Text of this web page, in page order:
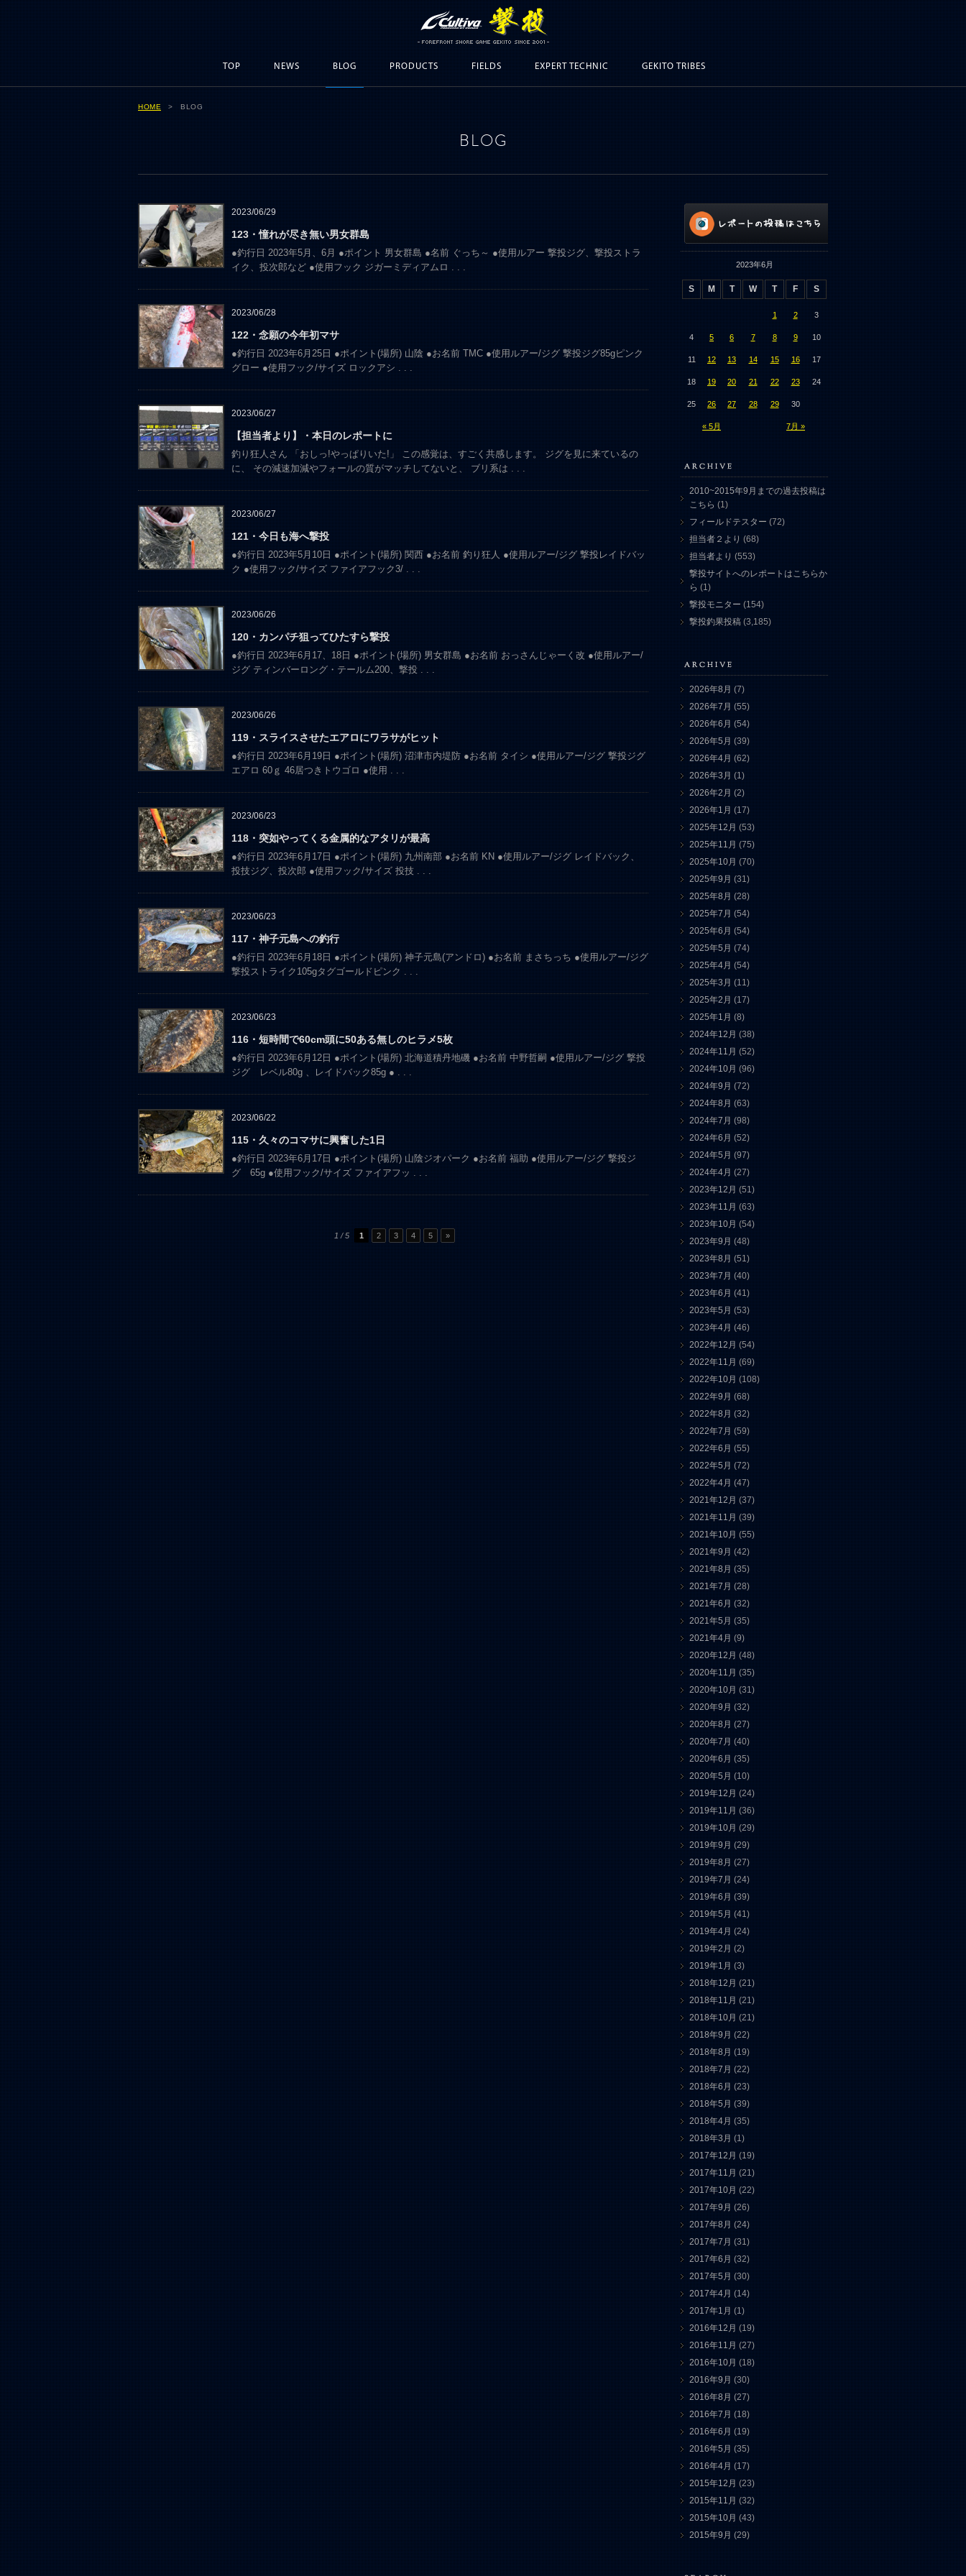
TOP NEWS BLOG PRODUCTS FIELDS EXPERT TECHNIC GEKITO TRIBES
HOME > BLOG
BLOG
2023/06/29
123・憧れが尽き無い男女群島
●釣行日 2023年5月、6月 ●ポイント 男女群島 ●名前 ぐっち～ ●使用ルアー 撃投ジグ、撃投ストラ
イク、投次郎など ●使用フック ジガーミディアムロ. . .
2023/06/28
122・念願の今年初マサ
●釣行日 2023年6月25日 ●ポイント(場所) 山陰 ●お名前 TMC ●使用ルアー/ジグ 撃投ジグ85gピンク
グロー ●使用フック/サイズ ロックアシ. . .
2023/06/27
【担当者より】・本日のレポートに
釣り狂人さん 「おしっ!やっぱりいた!」 この感覚は、すごく共感します。 ジグを見に来ているの
に、 その減速加減やフォールの質がマッチしてないと、 ブリ系は. . .
2023/06/27
121・今日も海へ撃投
●釣行日 2023年5月10日 ●ポイント(場所) 関西 ●お名前 釣り狂人 ●使用ルアー/ジグ 撃投レイドバッ
ク ●使用フック/サイズ ファイアフック3/. . .
2023/06/26
120・カンパチ狙ってひたすら撃投
●釣行日 2023年6月17、18日 ●ポイント(場所) 男女群島 ●お名前 おっさんじゃーく改 ●使用ルアー/
ジグ ティンバーロング・テールム200、撃投. . .
2023/06/26
119・スライスさせたエアロにワラサがヒット
●釣行日 2023年6月19日 ●ポイント(場所) 沼津市内堤防 ●お名前 タイシ ●使用ルアー/ジグ 撃投ジグ
エアロ 60ｇ 46居つきトウゴロ ●使用. . .
2023/06/23
118・突如やってくる金属的なアタリが最高
●釣行日 2023年6月17日 ●ポイント(場所) 九州南部 ●お名前 KN ●使用ルアー/ジグ レイドバック、
投技ジグ、投次郎 ●使用フック/サイズ 投技. . .
2023/06/23
117・神子元島への釣行
●釣行日 2023年6月18日 ●ポイント(場所) 神子元島(アンドロ) ●お名前 まさちっち ●使用ルアー/ジグ
撃投ストライク105gタグゴールドピンク. . .
2023/06/23
116・短時間で60cm頭に50ある無しのヒラメ5枚
●釣行日 2023年6月12日 ●ポイント(場所) 北海道積丹地磯 ●お名前 中野哲嗣 ●使用ルアー/ジグ 撃投
ジグ レベル80g 、レイドバック85g ●. . .
2023/06/22
115・久々のコマサに興奮した1日
●釣行日 2023年6月17日 ●ポイント(場所) 山陰ジオパーク ●お名前 福助 ●使用ルアー/ジグ 撃投ジ
グ 65g ●使用フック/サイズ ファイアフッ. . .
1 / 5 1 2 3 4 5 »
2023年6月
S M T W T F S
« 5月 7月 »
1 2 3
4 5 6 7 8 9 10
11 12 13 14 15 16 17
18 19 20 21 22 23 24
25 26 27 28 29 30
2010~2015年9月までの過去投稿は
こちら(1)
フィールドテスター(72)
担当者２より(68)
担当者より(553)
撃投サイトへのレポートはこちらか
ら(1)
撃投モニター(154)
撃投釣果投稿(3,185)
2026年8月(7)
2026年7月(55)
2026年6月(54)
2026年5月(39)
2026年4月(62)
2026年3月(1)
2026年2月(2)
2026年1月(17)
2025年12月(53)
2025年11月(75)
2025年10月(70)
2025年9月(31)
2025年8月(28)
2025年7月(54)
2025年6月(54)
2025年5月(74)
2025年4月(54)
2025年3月(11)
2025年2月(17)
2025年1月(8)
2024年12月(38)
2024年11月(52)
2024年10月(96)
2024年9月(72)
2024年8月(63)
2024年7月(98)
2024年6月(52)
2024年5月(97)
2024年4月(27)
2023年12月(51)
2023年11月(63)
2023年10月(54)
2023年9月(48)
2023年8月(51)
2023年7月(40)
2023年6月(41)
2023年5月(53)
2023年4月(46)
2022年12月(54)
2022年11月(69)
2022年10月(108)
2022年9月(68)
2022年8月(32)
2022年7月(59)
2022年6月(55)
2022年5月(72)
2022年4月(47)
2021年12月(37)
2021年11月(39)
2021年10月(55)
2021年9月(42)
2021年8月(35)
2021年7月(28)
2021年6月(32)
2021年5月(35)
2021年4月(9)
2020年12月(48)
2020年11月(35)
2020年10月(31)
2020年9月(32)
2020年8月(27)
2020年7月(40)
2020年6月(35)
2020年5月(10)
2019年12月(24)
2019年11月(36)
2019年10月(29)
2019年9月(29)
2019年8月(27)
2019年7月(24)
2019年6月(39)
2019年5月(41)
2019年4月(24)
2019年2月(2)
2019年1月(3)
2018年12月(21)
2018年11月(21)
2018年10月(21)
2018年9月(22)
2018年8月(19)
2018年7月(22)
2018年6月(23)
2018年5月(39)
2018年4月(35)
2018年3月(1)
2017年12月(19)
2017年11月(21)
2017年10月(22)
2017年9月(26)
2017年8月(24)
2017年7月(31)
2017年6月(32)
2017年5月(30)
2017年4月(14)
2017年1月(1)
2016年12月(19)
2016年11月(27)
2016年10月(18)
2016年9月(30)
2016年8月(27)
2016年7月(18)
2016年6月(19)
2016年5月(35)
2016年4月(17)
2015年12月(23)
2015年11月(32)
2015年10月(43)
2015年9月(29)